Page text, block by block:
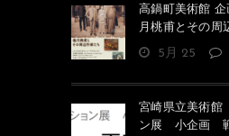
高鍋町美術館
月桃甫とその周
5月 25
宮崎県立美術館
ン展 小企画